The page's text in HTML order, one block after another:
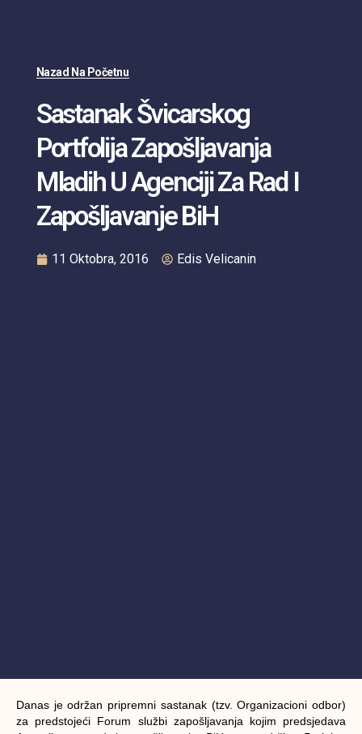
Nazad Na Početnu
Sastanak Švicarskog
Portfolija Zapošljavanja
Mladih U Agenciji Za Rad I
Zapošljavanje BiH
11 Oktobra, 2016 Edis Velicanin
Danas je održan pripremni sastanak (tzv. Organizacioni odbor)
za predstojeći Forum službi zapošljavanja kojim predsjedava